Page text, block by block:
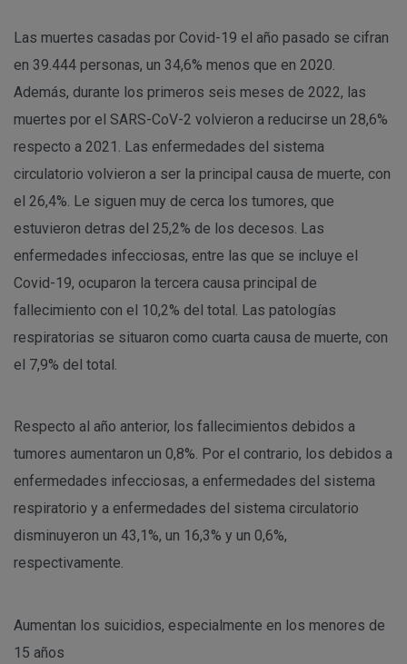
Las muertes casadas por Covid-19 el año pasado se cifran
en 39.444 personas, un 34,6% menos que en 2020.
Además, durante los primeros seis meses de 2022, las
muertes por el SARS-CoV-2 volvieron a reducirse un 28,6%
respecto a 2021. Las enfermedades del sistema
circulatorio volvieron a ser la principal causa de muerte, con
el 26,4%. Le siguen muy de cerca los tumores, que
estuvieron detras del 25,2% de los decesos. Las
enfermedades infecciosas, entre las que se incluye el
Covid-19, ocuparon la tercera causa principal de
fallecimiento con el 10,2% del total. Las patologías
respiratorias se situaron como cuarta causa de muerte, con
el 7,9% del total.
Respecto al año anterior, los fallecimientos debidos a
tumores aumentaron un 0,8%. Por el contrario, los debidos a
enfermedades infecciosas, a enfermedades del sistema
respiratorio y a enfermedades del sistema circulatorio
disminuyeron un 43,1%, un 16,3% y un 0,6%,
respectivamente.
Aumentan los suicidios, especialmente en los menores de
15 años